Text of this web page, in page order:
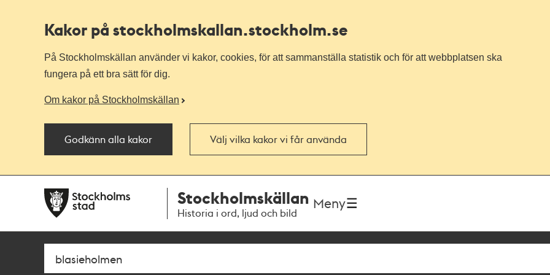
Kakor på stockholmskallan.stockholm.se
På Stockholmskällan använder vi kakor, cookies, för att sammanställa statistik och för att webbplatsen ska
fungera på ett bra sätt för dig.
Om kakor på Stockholmskällan
Godkänn alla kakor Välj vilka kakor vi får använda
navigationen
huvudinnehållet
Stockholmskällan
Historia i ord, ljud och bild
Meny
Sök